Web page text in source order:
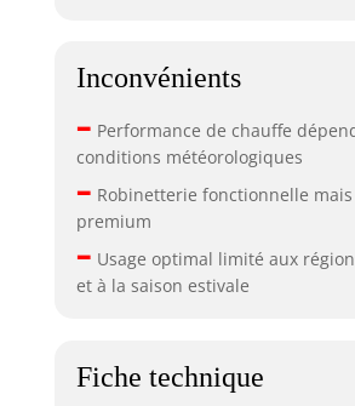
Inconvénients
– Performance de chauffe
conditions météorologiques
– Robinetterie fonctionnelle
premium
– Usage optimal limité aux
et à la saison estivale
Fiche technique